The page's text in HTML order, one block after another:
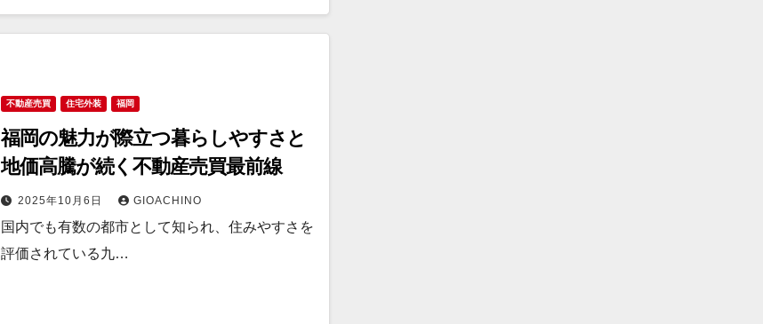
不動産売買 住宅外装 福岡
福岡の魅力が際立つ暮らしやすさと
地価高騰が続く不動産売買最前線
2025年10月6日 GIOACHINO
国内でも有数の都市として知られ、住みやすさを
評価されている九…